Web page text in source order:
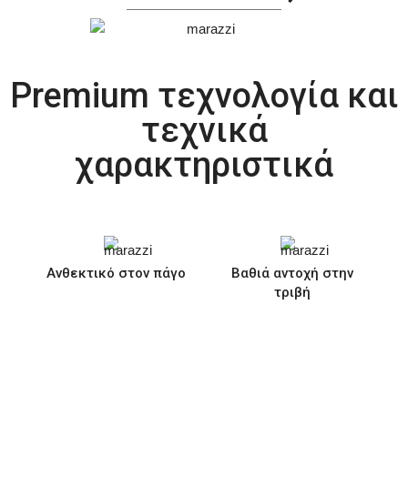
Premium τεχνολογία και
τεχνικά
χαρακτηριστικά
Ανθεκτικό στον πάγο
Βαθιά αντοχή στην
τριβή